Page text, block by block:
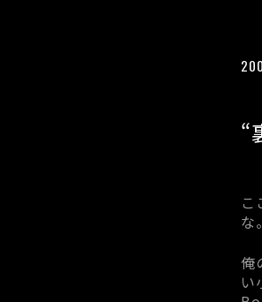
“
こ
な。
俺
い